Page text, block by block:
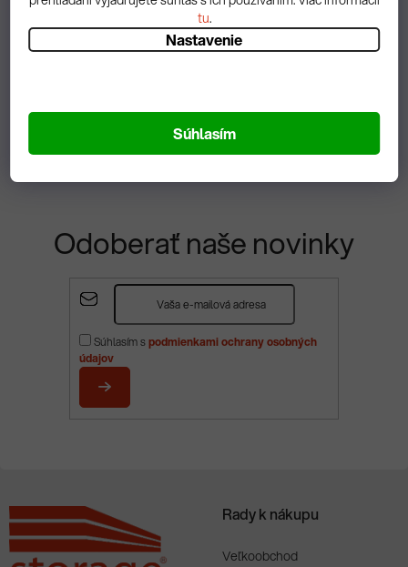
tu.
Nastavenie
Súhlasím
Spätná väzba
Zobrazit hodnotenie
Odoberať naše novinky
Súhlasím spodmienkami ochrany osobných
údajov
PRIHLÁSIŤ
Rady k nákupu
Veľkoobchod